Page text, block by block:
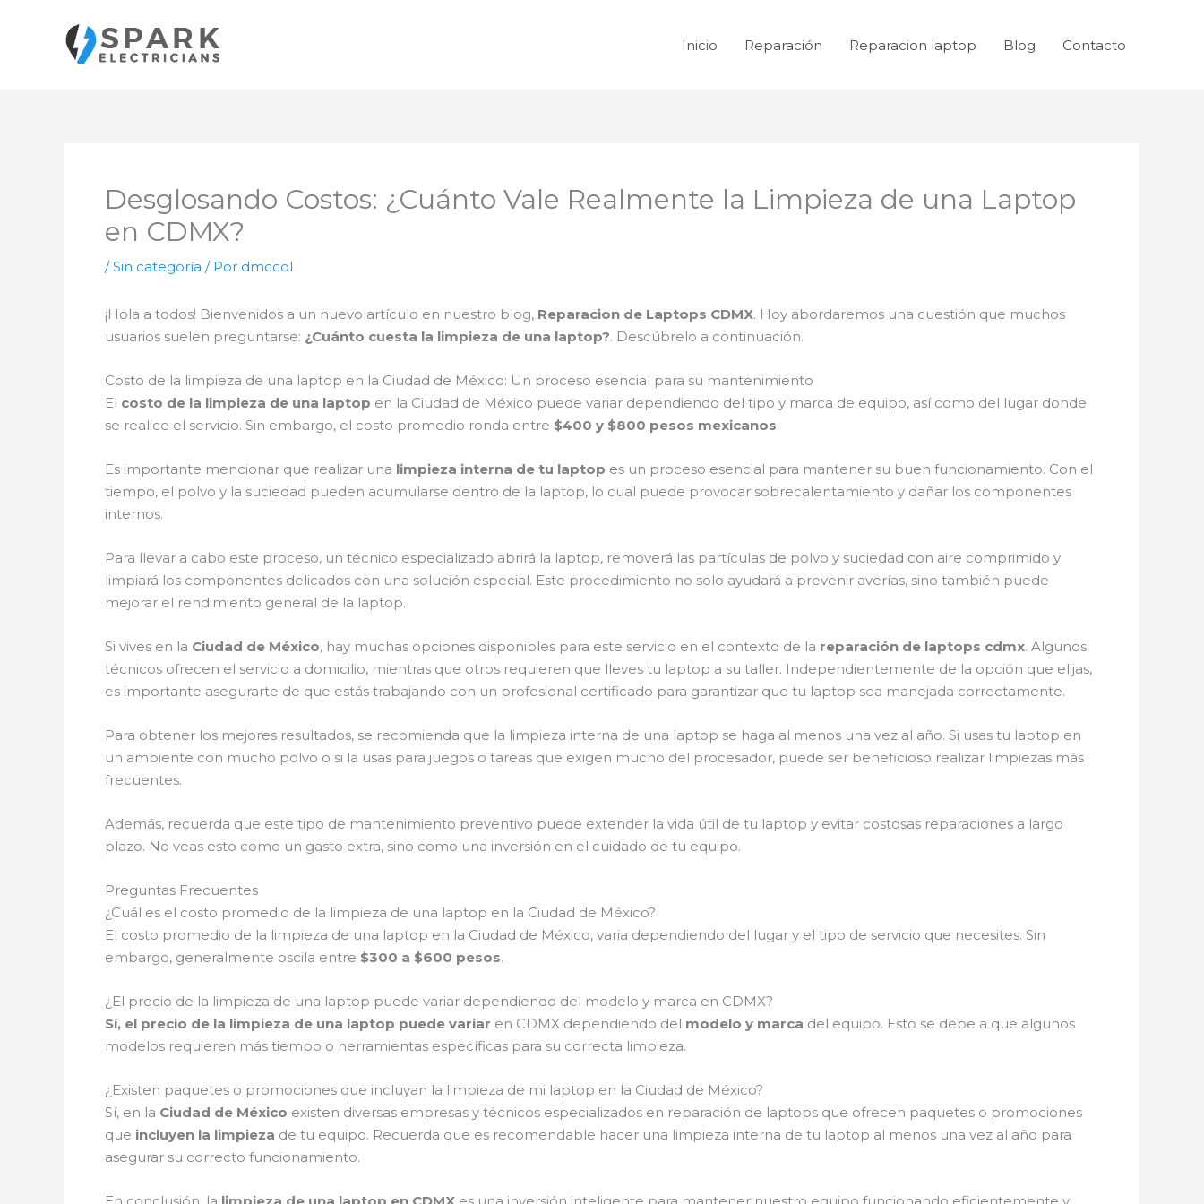
contenido
Inicio Reparación Reparacion laptop Blog Contacto
Desglosando Costos: ¿Cuánto Vale Realmente la Limpieza de una Laptop
en CDMX?
/Sin categoría / Por dmccol
¡Hola a todos! Bienvenidos a un nuevo artículo en nuestro blog, Reparacion de Laptops CDMX. Hoy abordaremos una cuestión que muchos
usuarios suelen preguntarse: ¿Cuánto cuesta la limpieza de una laptop?. Descúbrelo a continuación.
Costo de la limpieza de una laptop en la Ciudad de México: Un proceso esencial para su mantenimiento
El costo de la limpieza de una laptop en la Ciudad de México puede variar dependiendo del tipo y marca de equipo, así como del lugar donde
se realice el servicio. Sin embargo, el costo promedio ronda entre $400 y $800 pesos mexicanos.
Es importante mencionar que realizar una limpieza interna de tu laptop es un proceso esencial para mantener su buen funcionamiento. Con el
tiempo, el polvo y la suciedad pueden acumularse dentro de la laptop, lo cual puede provocar sobrecalentamiento y dañar los componentes
internos.
Para llevar a cabo este proceso, un técnico especializado abrirá la laptop, removerá las partículas de polvo y suciedad con aire comprimido y
limpiará los componentes delicados con una solución especial. Este procedimiento no solo ayudará a prevenir averías, sino también puede
mejorar el rendimiento general de la laptop.
Si vives en la Ciudad de México, hay muchas opciones disponibles para este servicio en el contexto de la reparación de laptops cdmx. Algunos
técnicos ofrecen el servicio a domicilio, mientras que otros requieren que lleves tu laptop a su taller. Independientemente de la opción que elijas,
es importante asegurarte de que estás trabajando con un profesional certificado para garantizar que tu laptop sea manejada correctamente.
Para obtener los mejores resultados, se recomienda que la limpieza interna de una laptop se haga al menos una vez al año. Si usas tu laptop en
un ambiente con mucho polvo o si la usas para juegos o tareas que exigen mucho del procesador, puede ser beneficioso realizar limpiezas más
frecuentes.
Además, recuerda que este tipo de mantenimiento preventivo puede extender la vida útil de tu laptop y evitar costosas reparaciones a largo
plazo. No veas esto como un gasto extra, sino como una inversión en el cuidado de tu equipo.
Preguntas Frecuentes
¿Cuál es el costo promedio de la limpieza de una laptop en la Ciudad de México?
El costo promedio de la limpieza de una laptop en la Ciudad de México, varia dependiendo del lugar y el tipo de servicio que necesites. Sin
embargo, generalmente oscila entre $300 a $600 pesos.
¿El precio de la limpieza de una laptop puede variar dependiendo del modelo y marca en CDMX?
Sí, el precio de la limpieza de una laptop puede variar en CDMX dependiendo del modelo y marca del equipo. Esto se debe a que algunos
modelos requieren más tiempo o herramientas específicas para su correcta limpieza.
¿Existen paquetes o promociones que incluyan la limpieza de mi laptop en la Ciudad de México?
Sí, en la Ciudad de México existen diversas empresas y técnicos especializados en reparación de laptops que ofrecen paquetes o promociones
que incluyen la limpieza de tu equipo. Recuerda que es recomendable hacer una limpieza interna de tu laptop al menos una vez al año para
asegurar su correcto funcionamiento.